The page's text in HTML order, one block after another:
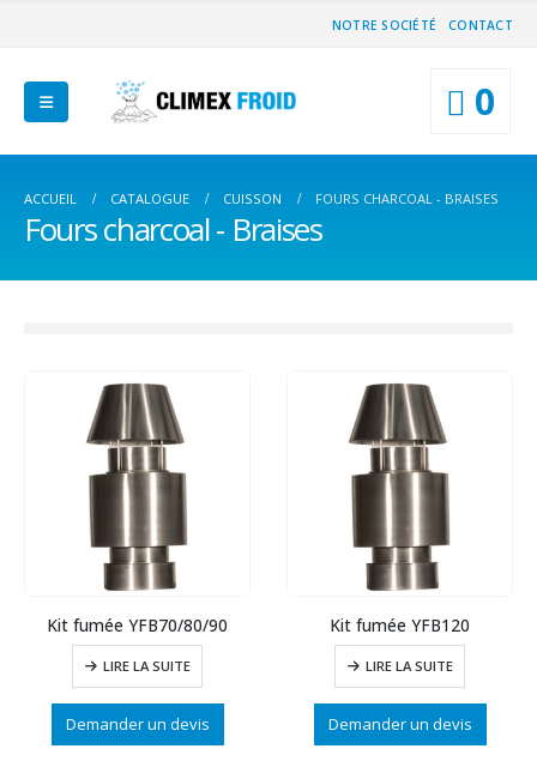
NOTRE SOCIÉTÉ CONTACT
0
ACCUEIL CATALOGUE CUISSON FOURS CHARCOAL - BRAISES
Fours charcoal - Braises
Kit fumée YFB70/80/90
LIRE LA SUITE
Demander un devis
Kit fumée YFB120
LIRE LA SUITE
Demander un devis